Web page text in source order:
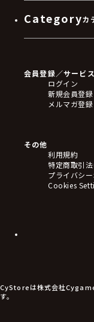
Categoryカ
フィギュア
アクリルス
バッジ
キーホルダ
ステッカー
タペストリ
アームサポ
ブレードホ
食品・飲料
アパレル小物
アクセサリ
会員登録／サービス
ログイン
新規会員登録
メルマガ登録
その他
利用規約
特定商取引
プライバシ
Cookies
CyStoreは株式会社
す。